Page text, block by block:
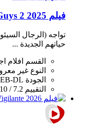
فيلم The Bad Guys 2 2025 مترجم HD
تواجه (الرجال
حياتهم الجديدة ...
القسم افلام
النوع غير
الجودة DL
التقييم 7.2 / 10